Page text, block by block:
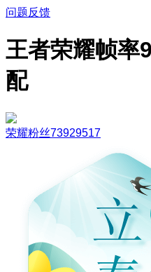
问题反馈
王者荣耀帧率
配
荣耀粉丝73929517